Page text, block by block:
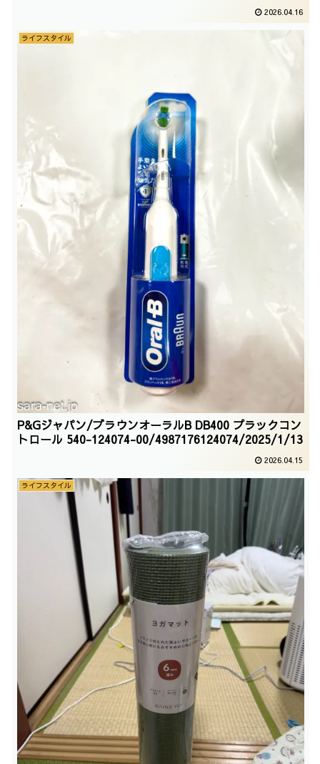
2026.04.16
ライフスタイル
P&Gジャパン/ブラウンオーラルB DB400 プラックコン
トロール 540-124074-00/4987176124074/2025/1/13
2026.04.15
ライフスタイル